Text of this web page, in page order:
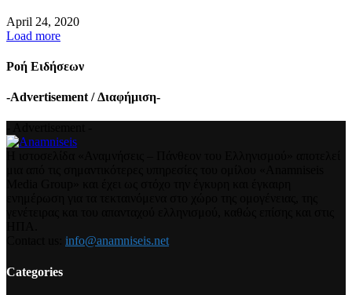
April 24, 2020
Load more
Ροή Ειδήσεων
-Advertisement / Διαφήμιση-
info@anamniseis.net
Categories